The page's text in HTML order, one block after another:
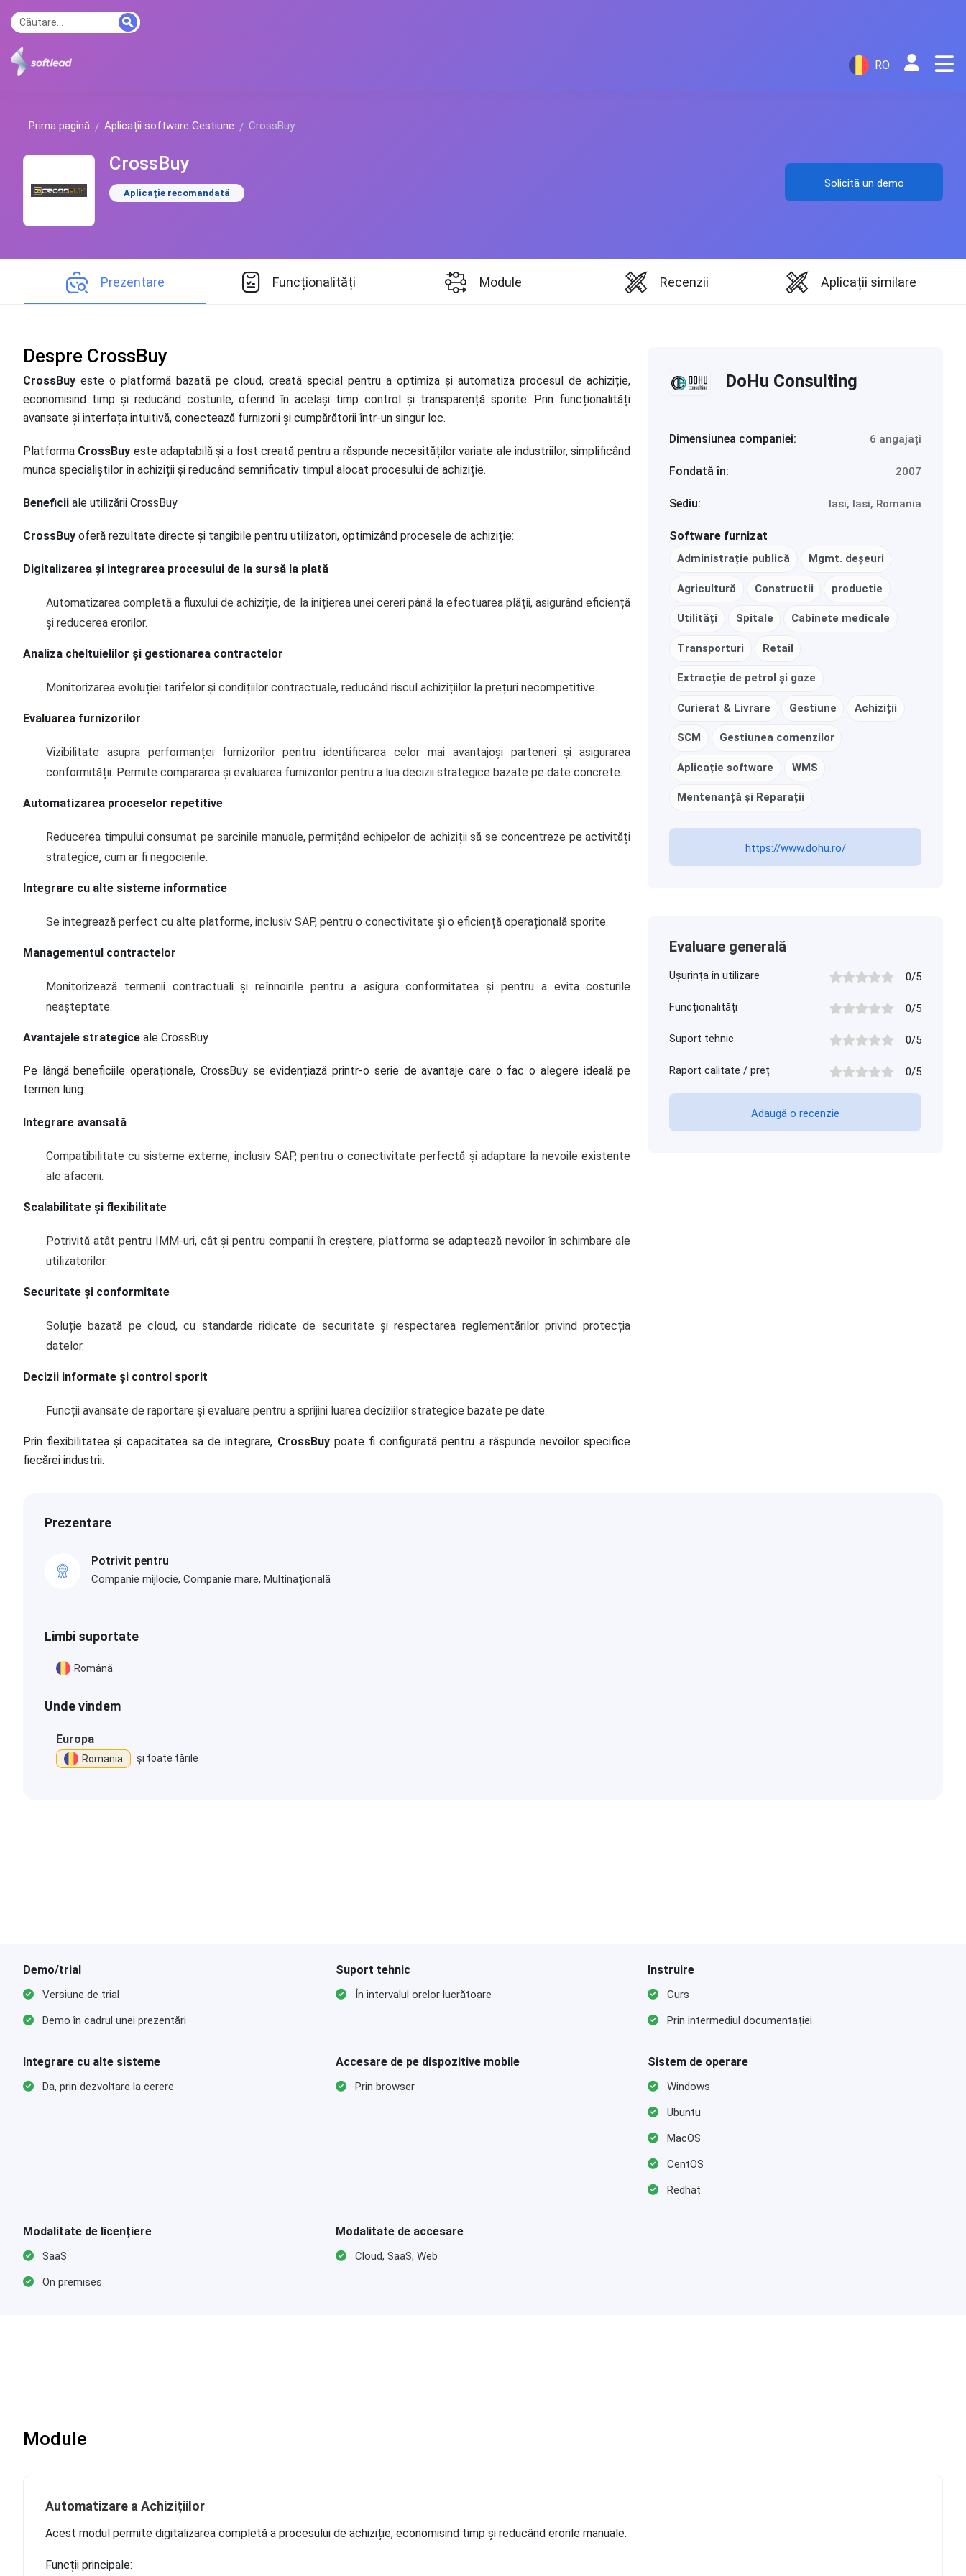
RO
Prima pagină Aplicații software Gestiune CrossBuy
CrossBuy
Aplicație recomandată
Solicită un demo
Prezentare Funcționalități Module Recenzii Aplicații similare
Despre CrossBuy
CrossBuyeste o platformă bazată pe cloud, creată special pentru a optimiza și automatiza procesul de achiziție,
economisind timp și reducând costurile, oferind în același timp control și transparență sporite. Prin funcționalități
avansate și interfața intuitivă, conectează furnizorii și cumpărătorii într-un singur loc.
Platforma CrossBuy este adaptabilă și a fost creată pentru a răspunde necesităților variate ale industriilor, simplificând
munca specialiștilor în achiziții și reducând semnificativ timpul alocat procesului de achiziție.
Beneficii ale utilizării CrossBuy
CrossBuy oferă rezultate directe și tangibile pentru utilizatori, optimizând procesele de achiziție:
Digitalizarea și integrarea procesului de la sursă la plată
Automatizarea completă a fluxului de achiziție, de la inițierea unei cereri până la efectuarea plății, asigurând eficiență
și reducerea erorilor.
Analiza cheltuielilor și gestionarea contractelor
Monitorizarea evoluției tarifelor și condițiilor contractuale, reducând riscul achizițiilor la prețuri necompetitive.
Evaluarea furnizorilor
Vizibilitate asupra performanței furnizorilor pentru identificarea celor mai avantajoși parteneri și asigurarea
conformității. Permite compararea și evaluarea furnizorilor pentru a lua decizii strategice bazate pe date concrete.
Automatizarea proceselor repetitive
Reducerea timpului consumat pe sarcinile manuale, permițând echipelor de achiziții să se concentreze pe activități
strategice, cum ar fi negocierile.
Integrare cu alte sisteme informatice
Se integrează perfect cu alte platforme, inclusiv SAP, pentru o conectivitate și o eficiență operațională sporite.
Managementul contractelor
Monitorizează termenii contractuali și reînnoirile pentru a asigura conformitatea și pentru a evita costurile
neașteptate.
Avantajele strategice ale CrossBuy
Pe lângă beneficiile operaționale, CrossBuy se evidențiază printr-o serie de avantaje care o fac o alegere ideală pe
termen lung:
Integrare avansată
Compatibilitate cu sisteme externe, inclusiv SAP, pentru o conectivitate perfectă și adaptare la nevoile existente
ale afacerii.
Scalabilitate și flexibilitate
Potrivită atât pentru IMM-uri, cât și pentru companii în creștere, platforma se adaptează nevoilor în schimbare ale
utilizatorilor.
Securitate și conformitate
Soluție bazată pe cloud, cu standarde ridicate de securitate și respectarea reglementărilor privind protecția
datelor.
Decizii informate și control sporit
Funcții avansate de raportare și evaluare pentru a sprijini luarea deciziilor strategice bazate pe date.
Prin flexibilitatea și capacitatea sa de integrare, CrossBuypoate fi configurată pentru a răspunde nevoilor specifice
fiecărei industrii.
DoHu Consulting
Dimensiunea companiei: 6 angajați
Fondată în: 2007
Sediu: Iasi, Iasi, Romania
Software furnizat
Administrație publică Mgmt. deșeuri
Agricultură Constructii productie
Utilități Spitale Cabinete medicale
Transporturi Retail
Extracție de petrol și gaze
Curierat & Livrare Gestiune Achiziții
SCM Gestiunea comenzilor
Aplicație software WMS
Mentenanță și Reparații
https://www.dohu.ro/
Evaluare generală
Ușurința în utilizare 0/5
Funcționalități 0/5
Suport tehnic 0/5
Raport calitate / preț 0/5
Adaugă o recenzie
Prezentare
Potrivit pentru
Companie mijlocie, Companie mare, Multinațională
Limbi suportate
Română
Unde vindem
Europa
Romania și toate tările
Demo/trial
Versiune de trial
Demo în cadrul unei prezentări
Suport tehnic
În intervalul orelor lucrătoare
Instruire
Curs
Prin intermediul documentației
Integrare cu alte sisteme
Da, prin dezvoltare la cerere
Accesare de pe dispozitive mobile
Prin browser
Sistem de operare
Windows
Ubuntu
MacOS
CentOS
Redhat
Modalitate de licențiere
SaaS
On premises
Modalitate de accesare
Cloud, SaaS, Web
Module
Automatizare a Achizițiilor
Acest modul permite digitalizarea completă a procesului de achiziție, economisind timp și reducând erorile manuale.
Funcții principale: